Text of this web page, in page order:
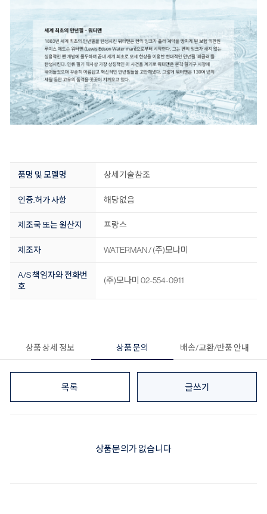
품명 및 모델명 상세기술참조
인증.허가 사항 해당없음
제조국 또는 원산지 프랑스
제조자 WATERMAN / (주)모나미
A/S 책임자와 전화번
호
(주)모나미 02-554-0911
상품 상세 정보 상품 문의 배송/교환/반품 안내
목록 글쓰기
상품문의가 없습니다